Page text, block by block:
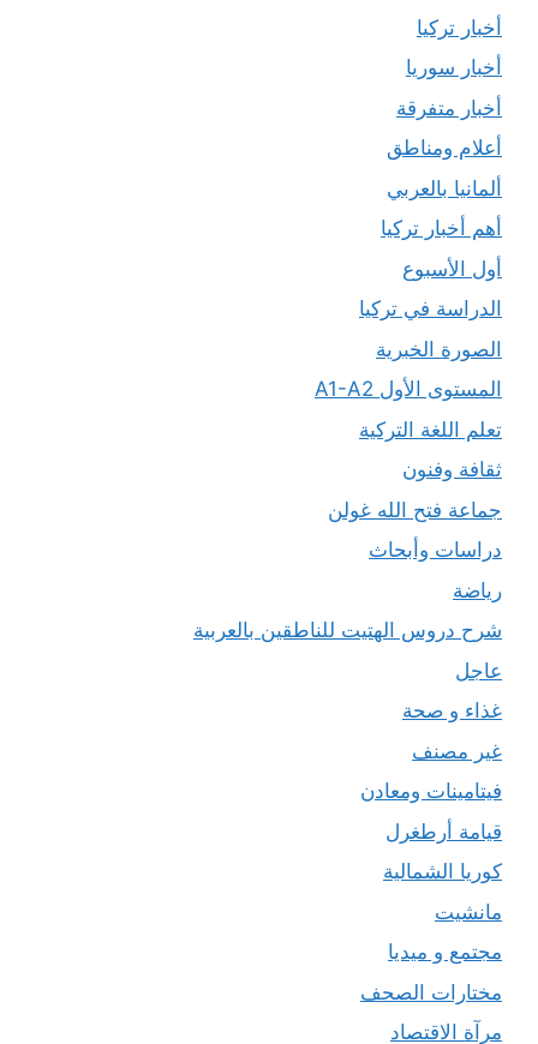
أخبار تركيا
أخبار سوريا
أخبار متفرقة
أعلام ومناطق
ألمانيا بالعربي
أهم أخبار تركيا
أول الأسبوع
الدراسة في تركيا
الصورة الخبرية
المستوى الأول A1-A2
تعلم اللغة التركية
ثقافة وفنون
جماعة فتح الله غولن
دراسات وأبحاث
رياضة
شرح دروس الهتيت للناطقين بالعربية
عاجل
غذاء و صحة
غير مصنف
فيتامينات ومعادن
قيامة أرطغرل
كوريا الشمالية
مانشيت
مجتمع و ميديا
مختارات الصحف
مرآة الاقتصاد